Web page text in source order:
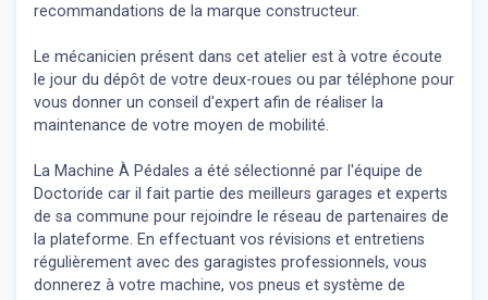
recommandations de la marque constructeur.
Le mécanicien présent dans cet atelier est à votre écoute
le jour du dépôt de votre deux-roues ou par téléphone pour
vous donner un conseil d'expert afin de réaliser la
maintenance de votre moyen de mobilité.
La Machine À Pédales a été sélectionné par l'équipe de
Doctoride car il fait partie des meilleurs garages et experts
de sa commune pour rejoindre le réseau de partenaires de
la plateforme. En effectuant vos révisions et entretiens
régulièrement avec des garagistes professionnels, vous
donnerez à votre machine, vos pneus et système de